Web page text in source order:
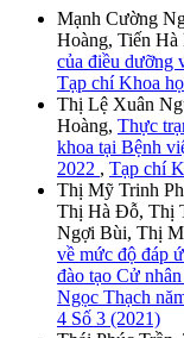
Mạnh Cường
Hoàng, Tiến Hà
của điều dưỡng
Tạp chí Khoa
Thị Lệ Xuân
Hoàng, Thực
khoa tại Bệnh
2022 , Tạp chí
Thị Mỹ Trinh
Thị Hà Đỗ, Thị
Ngợi Bùi, Thị
về mức độ đáp
đào tạo Cử
Ngọc Thạch
4 Số 3 (2021)